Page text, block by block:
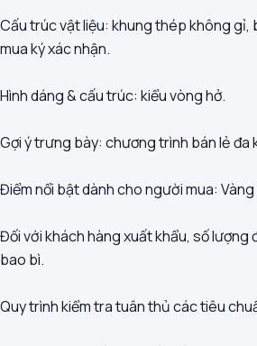
Cấu trúc vật liệu: khung thép không gỉ,
mua ký xác nhận.
Hình dáng & cấu trúc: kiểu vòng hở.
Gợi ý trưng bày: chương trình bán lẻ
Điểm nổi bật dành cho người mua: Vàng
Đối với khách hàng xuất khẩu, số lượng
bao bì.
Quy trình kiểm tra tuân thủ các tiêu